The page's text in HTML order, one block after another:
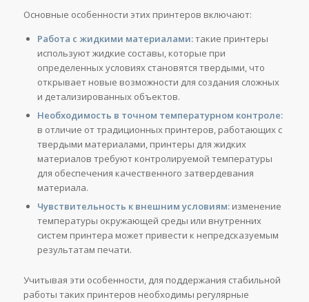
Основные особенности этих принтеров включают:
Работа с жидкими материалами:такие принтеры
используют жидкие составы, которые при
определенных условиях становятся твердыми, что
открывает новые возможности для создания сложных
и детализированных объектов.
Необходимость в точном температурном контроле:
в отличие от традиционных принтеров, работающих с
твердыми материалами, принтеры для жидких
материалов требуют контролируемой температуры
для обеспечения качественного затвердевания
материала.
Чувствительность к внешним условиям:изменение
температуры окружающей среды или внутренних
систем принтера может привести к непредсказуемым
результатам печати.
Учитывая эти особенности, для поддержания стабильной
работы таких принтеров необходимы регулярные